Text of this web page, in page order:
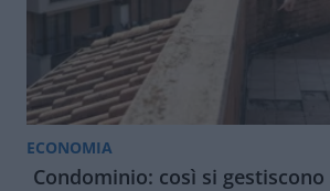
ECONOMIA
Condominio: così si